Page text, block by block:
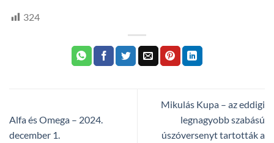
324
Alfa és Omega – 2024.
december 1.
Mikulás Kupa – az eddigi
legnagyobb szabású
úszóversenyt tartották a